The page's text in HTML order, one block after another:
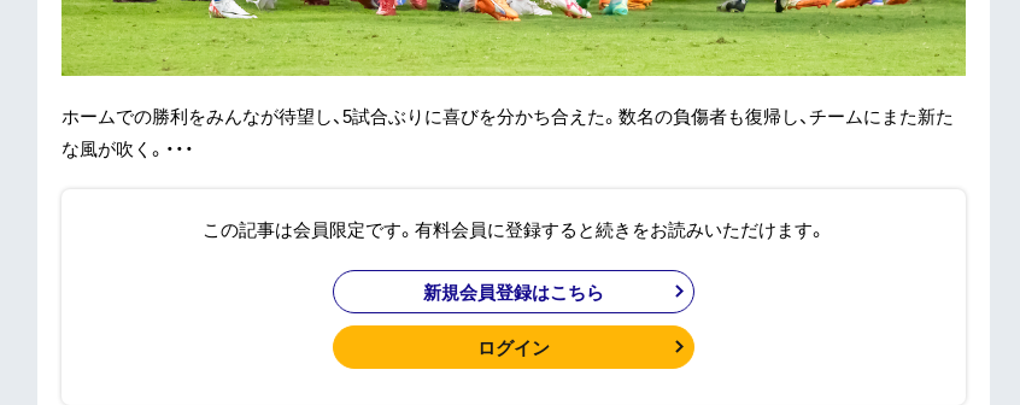
ホームでの勝利をみんなが待望し、5試合ぶりに喜びを分かち合えた。数名の負傷者も復帰し、チームにまた新た
な風が吹く。・・・
この記事は会員限定です。有料会員に登録すると続きをお読みいただけます。
新規会員登録はこちら
ログイン